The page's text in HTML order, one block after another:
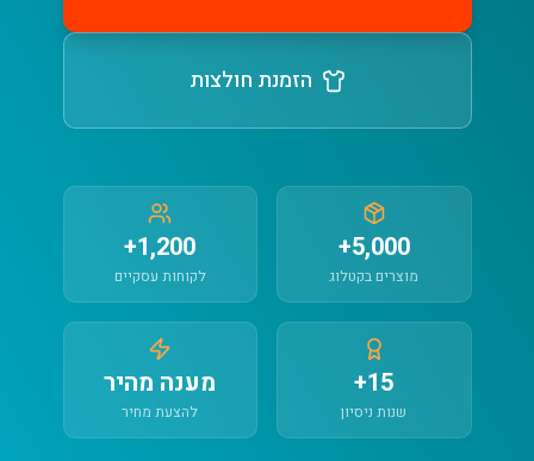
הזמנת חולצות
5,000+
מוצרים בקטלוג
1,200+
לקוחות עסקיים
15+
שנות ניסיון
מענה מהיר
להצעת מחיר